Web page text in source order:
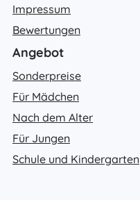
Impressum
Bewertungen
Angebot
Sonderpreise
Für Mädchen
Nach dem Alter
Für Jungen
Schule und Kindergarten